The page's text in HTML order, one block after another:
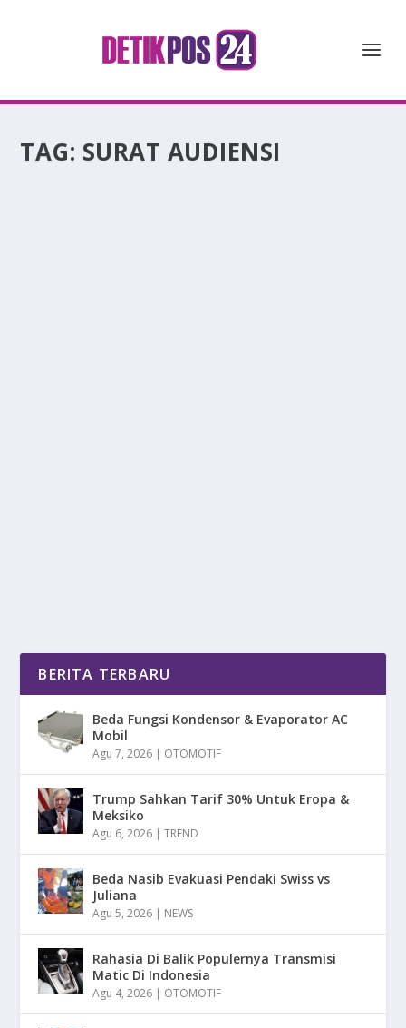
TAG: SURAT AUDIENSI
BERITA TERBARU
Beda Fungsi Kondensor & Evaporator AC
Mobil
Agu 7, 2026 | OTOMOTIF
Trump Sahkan Tarif 30% Untuk Eropa &
Meksiko
Agu 6, 2026 |TREND
Beda Nasib Evakuasi Pendaki Swiss vs
Juliana
Agu 5, 2026 | NEWS
Rahasia Di Balik Populernya Transmisi
Matic Di Indonesia
Agu 4, 2026 | OTOMOTIF